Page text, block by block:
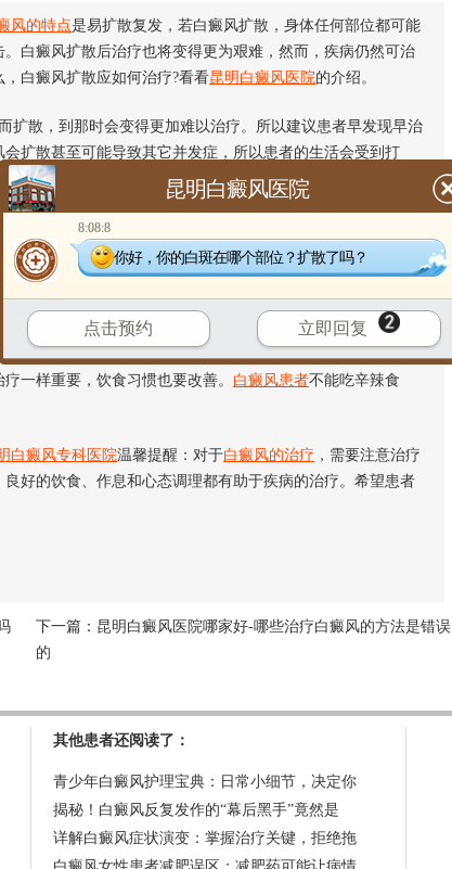
风的特点是易扩散复发，若白癜风扩散，身体任何部位都可能
白癜风扩散后治疗也将变得更为艰难，然而，疾病仍然可治
白癜风扩散应如何治疗?看看昆明白癜风医院的介绍。
散，到那时会变得更加难以治疗。所以建议患者早发现早治
扩散甚至可能导致其它并发症，所以患者的生活会受到打
早治疗，这样才能
远离白癜风 。
早期白癜风是一个很好的治疗期。如果不及时治疗，白癜风
杂，治疗费用增加。白癜风的早期治疗相对简单，可在短期
法相结合，治疗时间会变长。因此，治疗越早，改善越快。
去专业医院，注意皮肤护理。皮肤会被衣服摩擦，会导致白斑扩
一样重要，饮食习惯也要改善。 白癜风患者不能吃辛辣食
白癜风专科医院温馨提醒：对于白癜风的治疗 ，需要注意治疗
好的饮食、作息和心态调理都有助于疾病的治疗。希望患者
下一篇： 昆明白癜风医院哪家好-哪些治疗白癜风的方法是错误
的
其他患者还阅读了：
青少年白癜风护理宝典：日常小细节，决定你
揭秘！白癜风反复发作的“幕后黑手”竟然是
详解白癜风症状演变：掌握治疗关键，拒绝拖
昆明白癜风医院
8:08:8
你好，你的白斑在哪个部位？扩散了吗？
点击预约 立即回复